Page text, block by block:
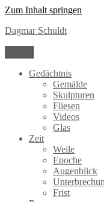
Zum Inhalt springen
Dagmar Schuldt
Gedächtnis
Gemälde
Skulpturen
Fliesen
Videos
Glas
Zeit
Weile
Epoche
Augenblick
Frist